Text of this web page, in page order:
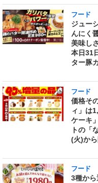
フード
ジュー
んにく
美味し
本日31
ター豚
フード
価格そ
ィ」は
ケーキ
トの「
(火)か
フード
3種か